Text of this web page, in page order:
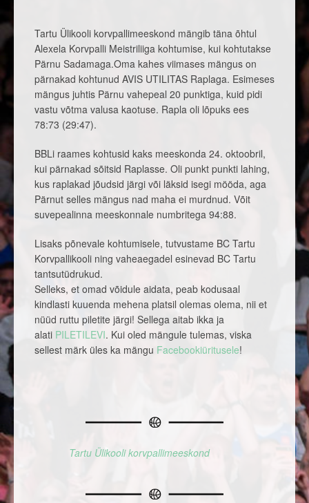
Tartu Ülikooli korvpallimeeskond mängib täna õhtul
Alexela Korvpalli Meistriliiga kohtumise, kui kohtutakse
Pärnu Sadamaga.Oma kahes viimases mängus on
pärnakad kohtunud AVIS UTILITAS Raplaga. Esimeses
mängus juhtis Pärnu vahepeal 20 punktiga, kuid pidi
vastu võtma valusa kaotuse. Rapla oli lõpuks ees
78:73 (29:47).
BBLi raames kohtusid kaks meeskonda 24. oktoobril,
kui pärnakad sõitsid Raplasse. Oli punkt punkti lahing,
kus raplakad jõudsid järgi või läksid isegi mööda, aga
Pärnut selles mängus nad maha ei murdnud. Võit
suvepealinna meeskonnale numbritega 94:88.
Lisaks põnevale kohtumisele, tutvustame BC Tartu
Korvpallikooli ning vaheaegadel esinevad BC Tartu
tantsutüdrukud.
Selleks, et omad võidule aidata, peab kodusaal
kindlasti kuuenda mehena platsil olemas olema, nii et
nüüd ruttu piletite järgi! Sellega aitab ikka ja
alati PILETILEVI. Kui oled mängule tulemas, viska
sellest märk üles ka mängu Facebookiüritusele!
Tartu Ülikooli korvpallimeeskond